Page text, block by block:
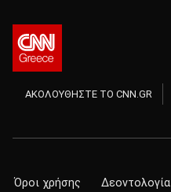
ΑΚΟΛΟΥΘΗΣΤΕ ΤΟ CNN.GR
Όροι χρήσης Δεοντολογία